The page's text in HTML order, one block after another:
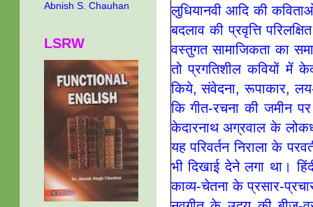
लुधियानवी आदि की
बदलाव की प्रवृत्ति
वस्तुगत सामाजिकता का
तो प्रगतिशील कवियों में
किये, संवेदना, रूपाकार,
कि गीत-रचना की जमीन
केदारनाथ अग्रवाल के
यह परिवर्तन निराला के
भी दिखाई देने लगा था।
काव्य-चेतना के प्रसार-
Abnish S. Chauhan
LSRW